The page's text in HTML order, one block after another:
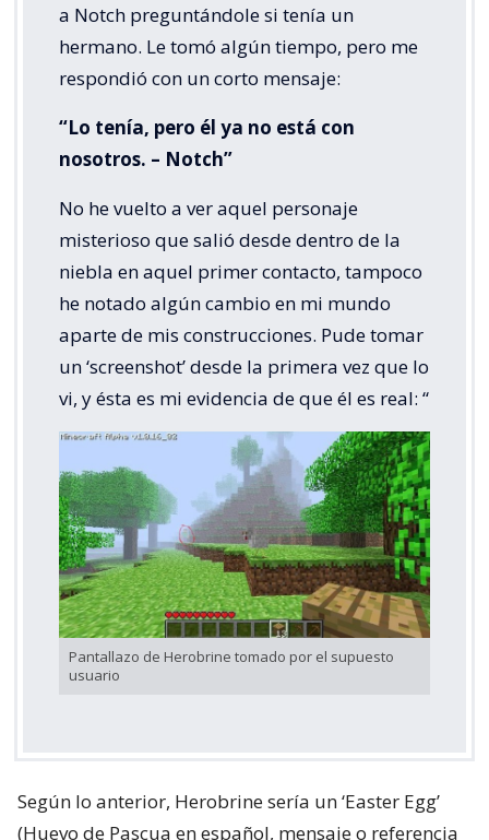
a Notch preguntándole si tenía un
hermano. Le tomó algún tiempo, pero me
respondió con un corto mensaje:
“Lo tenía, pero él ya no está con
nosotros. – Notch”
No he vuelto a ver aquel personaje
misterioso que salió desde dentro de la
niebla en aquel primer contacto, tampoco
he notado algún cambio en mi mundo
aparte de mis construcciones. Pude tomar
un ‘screenshot’ desde la primera vez que lo
vi, y ésta es mi evidencia de que él es real: ‘‘
Pantallazo de Herobrine tomado por el supuesto
usuario
Según lo anterior, Herobrine sería un ‘Easter Egg’
(Huevo de Pascua en español, mensaje o referencia